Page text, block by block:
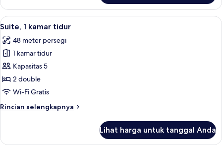
Suite,
kamar
Lihat
semua
foto
untuk
Suite,
1
kamar
Seprai premium, brankas, meja
6
Suite, 1 kamar tidur
48 meter persegi
1 kamar tidur
Kapasitas 5
2 double
Wi-Fi Gratis
Rincian selengkapnya
Rincian
Suite,
Lihat harga untuk tanggal Anda